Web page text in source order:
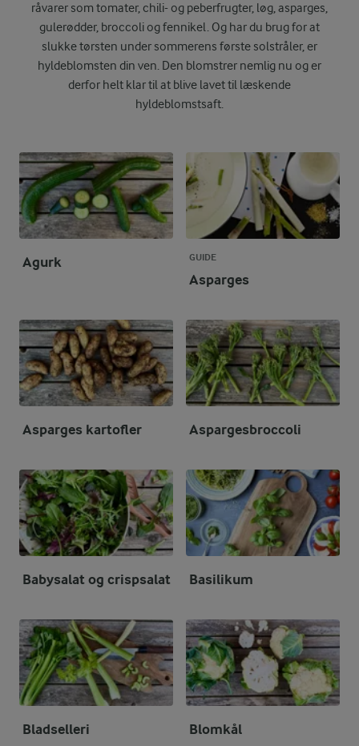
råvarer som tomater, chili- og peberfrugter, løg, asparges,
gulerødder, broccoli og fennikel. Og har du brug for at
slukke tørsten under sommerens første solstråler, er
hyldeblomsten din ven. Den blomstrer nemlig nu og er
derfor helt klar til at blive lavet til læskende
hyldeblomstsaft.
Agurk GUIDE
Asparges
Asparges kartofler Aspargesbroccoli
Babysalat og crispsalat Basilikum
Bladselleri Blomkål